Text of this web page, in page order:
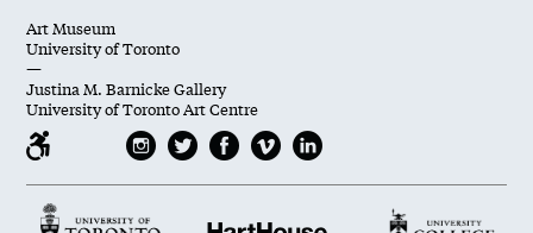
Art Museum
University of Toronto
—
Justina M. Barnicke Gallery
University of Toronto Art Centre